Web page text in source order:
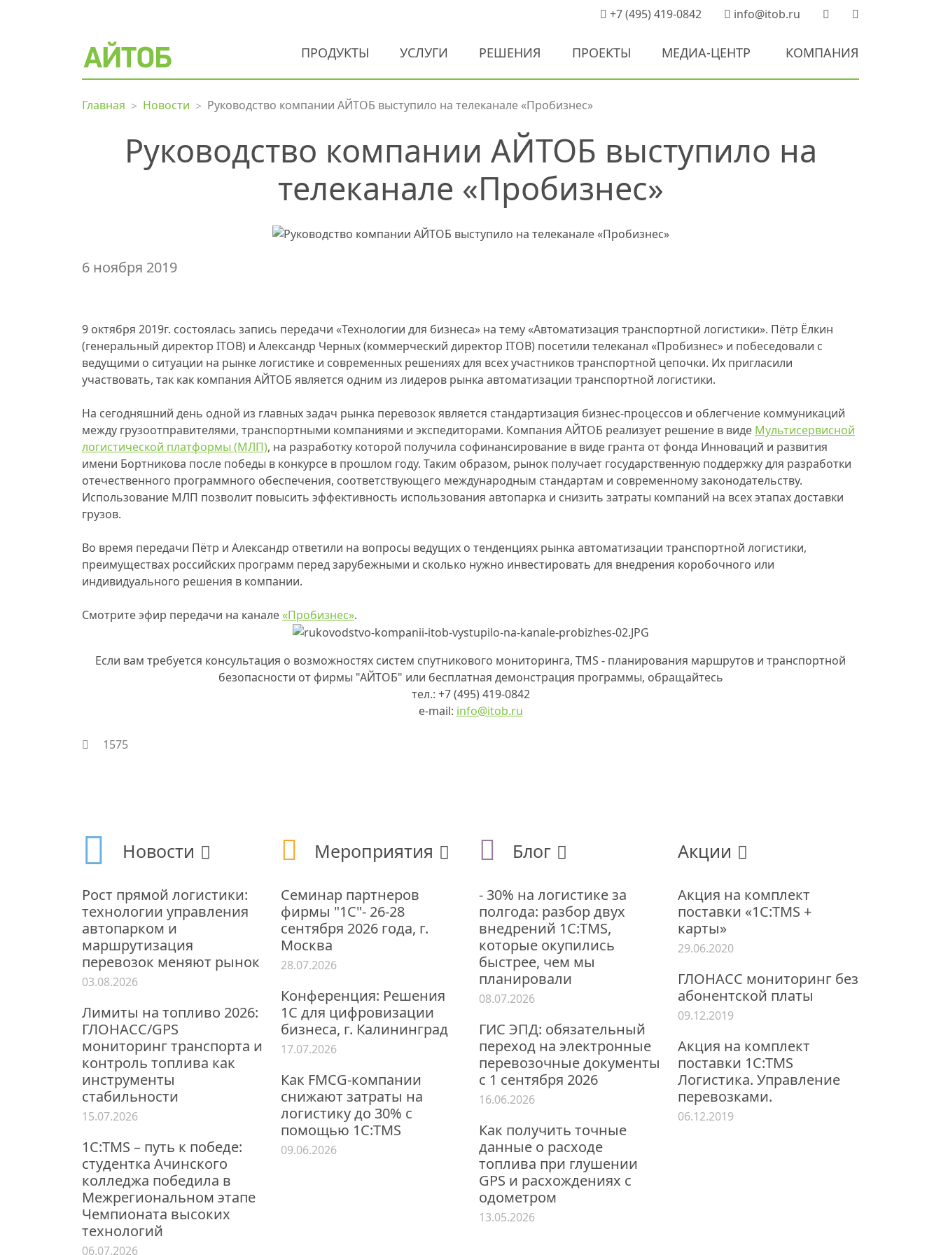
+7 (495) 419-0842 info@itob.ru
ПРОДУКТЫ УСЛУГИ РЕШЕНИЯ ПРОЕКТЫ МЕДИА-ЦЕНТР КОМПАНИЯ
Главная Новости Руководство компании АЙТОБ выступило на телеканале «Пробизнес»
Руководство компании АЙТОБ выступило на
телеканале «Пробизнес»
6 ноября 2019
9 октября 2019г. состоялась запись передачи «Технологии для бизнеса» на тему «Автоматизация транспортной логистики». Пётр Ёлкин
(генеральный директор ITOB) и Александр Черных (коммерческий директор ITOB) посетили телеканал «Пробизнес» и побеседовали с
ведущими о ситуации на рынке логистике и современных решениях для всех участников транспортной цепочки. Их пригласили
участвовать, так как компания АЙТОБ является одним из лидеров рынка автоматизации транспортной логистики.
На сегодняшний день одной из главных задач рынка перевозок является стандартизация бизнес-процессов и облегчение коммуникаций
между грузоотправителями, транспортными компаниями и экспедиторами. Компания АЙТОБ реализует решение в виде Мультисервисной
логистической платформы (МЛП), на разработку которой получила софинансирование в виде гранта от фонда Инноваций и развития
имени Бортникова после победы в конкурсе в прошлом году. Таким образом, рынок получает государственную поддержку для разработки
отечественного программного обеспечения, соответствующего международным стандартам и современному законодательству.
Использование МЛП позволит повысить эффективность использования автопарка и снизить затраты компаний на всех этапах доставки
грузов.
Во время передачи Пётр и Александр ответили на вопросы ведущих о тенденциях рынка автоматизации транспортной логистики,
преимуществах российских программ перед зарубежными и сколько нужно инвестировать для внедрения коробочного или
индивидуального решения в компании.
Смотрите эфир передачи на канале«Пробизнес».
Если вам требуется консультация о возможностях систем спутникового мониторинга, TMS - планирования маршрутов и транспортной
безопасности от фирмы "АЙТОБ" или бесплатная демонстрация программы, обращайтесь
тел.: +7 (495) 419-0842
e-mail: info@itob.ru
1575
Новости
Рост прямой логистики:
технологии управления
автопарком и
маршрутизация
перевозок меняют рынок
03.08.2026
Лимиты на топливо 2026:
ГЛОНАСС/GPS
мониторинг транспорта и
контроль топлива как
инструменты
стабильности
15.07.2026
1С:TMS – путь к победе:
студентка Ачинского
колледжа победила в
Межрегиональном этапе
Чемпионата высоких
технологий
06.07.2026
Мероприятия
Семинар партнеров
фирмы "1С"- 26-28
сентября 2026 года, г.
Москва
28.07.2026
Конференция: Решения
1С для цифровизации
бизнеса, г. Калининград
17.07.2026
Как FMCG-компании
снижают затраты на
логистику до 30% с
помощью 1С:TMS
09.06.2026
Блог
- 30% на логистике за
полгода: разбор двух
внедрений 1С:TMS,
которые окупились
быстрее, чем мы
планировали
08.07.2026
ГИС ЭПД: обязательный
переход на электронные
перевозочные документы
с 1 сентября 2026
16.06.2026
Как получить точные
данные о расходе
топлива при глушении
GPS и расхождениях с
одометром
13.05.2026
Акции
Акция на комплект
поставки «1С:TMS +
карты»
29.06.2020
ГЛОНАСС мониторинг без
абонентской платы
09.12.2019
Акция на комплект
поставки 1С:TMS
Логистика. Управление
перевозками.
06.12.2019